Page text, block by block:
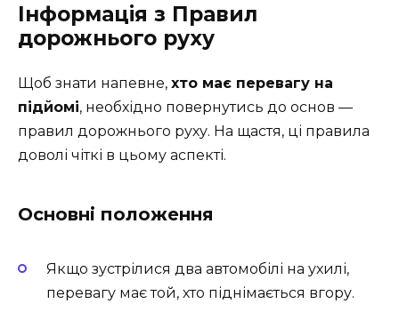
Інформація з Правил
дорожнього руху
Щоб знати напевне, хто має перевагу на
підйомі, необхідно повернутись до основ —
правил дорожнього руху. На щастя, ці правила
доволі чіткі в цьому аспекті.
Основні положення
Якщо зустрілися два автомобілі на ухилі,
перевагу має той, хто піднімається вгору.